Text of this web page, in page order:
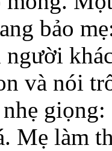
bảo
và nói
Mẹ làm